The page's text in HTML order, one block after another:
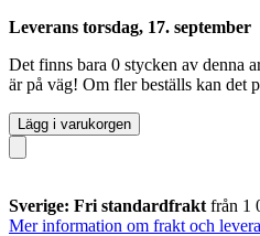
Leverans torsdag, 17. september
Det finns bara 0 stycken av denna
är på väg! Om fler beställs kan det
Lägg i varukorgen
Sverige: Fri standardfrakt från 1
Mer information om frakt och